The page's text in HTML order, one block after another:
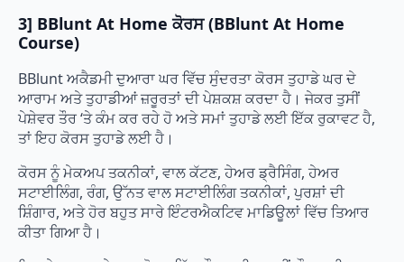
3] BBlunt At Home ਕੋਰਸ (BBlunt At Home
Course)
BBlunt ਅਕੈਡਮੀ ਦੁਆਰਾ ਘਰ ਵਿੱਚ ਸੁੰਦਰਤਾ ਕੋਰਸ ਤੁਹਾਡੇ ਘਰ ਦੇ
ਆਰਾਮ ਅਤੇ ਤੁਹਾਡੀਆਂ ਜ਼ਰੂਰਤਾਂ ਦੀ ਪੇਸ਼ਕਸ਼ ਕਰਦਾ ਹੈ। ਜੇਕਰ ਤੁਸੀਂ
ਪੇਸ਼ੇਵਰ ਤੌਰ ‘ਤੇ ਕੰਮ ਕਰ ਰਹੇ ਹੋ ਅਤੇ ਸਮਾਂ ਤੁਹਾਡੇ ਲਈ ਇੱਕ ਰੁਕਾਵਟ ਹੈ,
ਤਾਂ ਇਹ ਕੋਰਸ ਤੁਹਾਡੇ ਲਈ ਹੈ।
ਕੋਰਸ ਨੂੰ ਮੇਕਅਪ ਤਕਨੀਕਾਂ, ਵਾਲ ਕੱਟਣ, ਹੇਅਰ ਡ੍ਰੈਸਿੰਗ, ਹੇਅਰ
ਸਟਾਈਲਿੰਗ, ਰੰਗ, ਉੱਨਤ ਵਾਲ ਸਟਾਈਲਿੰਗ ਤਕਨੀਕਾਂ, ਪੁਰਸ਼ਾਂ ਦੀ
ਸ਼ਿੰਗਾਰ, ਅਤੇ ਹੋਰ ਬਹੁਤ ਸਾਰੇ ਇੰਟਰਐਕਟਿਵ ਮਾਡਿਊਲਾਂ ਵਿੱਚ ਤਿਆਰ
ਕੀਤਾ ਗਿਆ ਹੈ।